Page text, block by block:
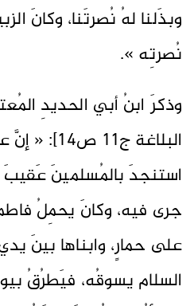
وبذَلنا لهُ نُصرتَنا، وكانَ
نُصرتِه ».
وذكرَ ابنُ أبي الحديدِ
البلاغة ج11
استنجدَ بالمُسلمينَ عَقيبَ
جرى فيه، وكانَ يحمِلُ
على حمارٍ، وابناها بينَ
السلام يسوقُه، فيَطرُقُ